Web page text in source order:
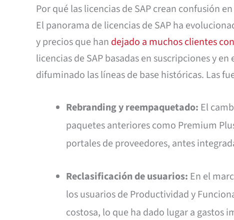
Por qué las licencias de SAP crean confusión
El panorama de licencias de SAP ha
y precios que han dejado a muchos clientes
licencias de SAP basadas en suscripciones y
difuminado las líneas de base históricas. Las
Rebranding y reempaquetado: El
paquetes anteriores como Premium
portales de proveedores, antes
Reclasificación de usuarios: En el
los usuarios de Productividad y
costosa, lo que ha dado lugar a gastos